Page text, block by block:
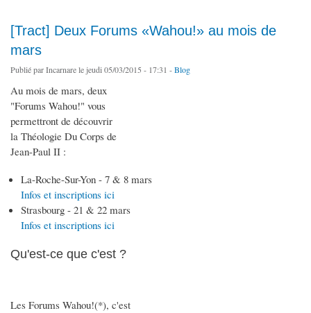
[Tract] Deux Forums «Wahou!» au mois de
mars
Publié parIncarnarele jeudi 05/03/2015 - 17:31 -Blog
Au mois de mars, deux
"Forums Wahou!" vous
permettront de découvrir
la Théologie Du Corps de
Jean-Paul II :
La-Roche-Sur-Yon - 7 & 8 mars
Infos et inscriptions ici
Strasbourg - 21 & 22 mars
Infos et inscriptions ici
Qu'est-ce que c'est ?
Les Forums Wahou!(*), c'est